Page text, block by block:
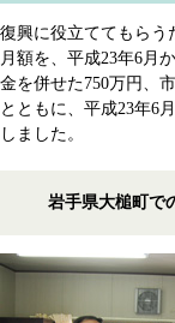
復興に役立ててもらう
月額を、平成23年6月
金を併せた750万円、
とともに、平成23年6
しました。
岩手県大槌町で